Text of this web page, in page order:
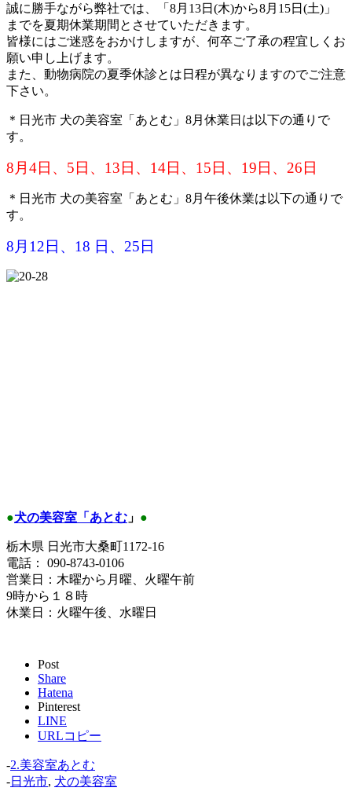
誠に勝手ながら弊社では、「8月13日(木)から8月15日(土)」
までを夏期休業期間とさせていただきます。
皆様にはご迷惑をおかけしますが、何卒ご了承の程宜しくお
願い申し上げます。
また、動物病院の夏季休診とは日程が異なりますのでご注意
下さい。
＊日光市 犬の美容室「あとむ」8月休業日は以下の通りで
す。
8月4日、5日、13日、14日、15日、19日、26日
＊日光市 犬の美容室「あとむ」8月午後休業は以下の通りで
す。
8月12日、18 日、25日
●犬の美容室「あとむ 」 ●
栃木県 日光市大桑町1172-16
電話： 090-8743-0106
営業日：木曜から月曜、火曜午前
9時から１８時
休業日：火曜午後、水曜日
Post
Share
Hatena
Pinterest
LINE
URLコピー
-2.美容室あとむ
-日光市, 犬の美容室